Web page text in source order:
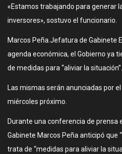
«Estamos trabajando para generar
inversores», sostuvo el funcionario.
Marcos Peña.Jefatura de Gabinete
agenda económica, el Gobierno ya
de medidas para “aliviar la situación”.
Las mismas serán anunciadas por
miércoles próximo.
Durante una conferencia de prensa
Gabinete Marcos Peña anticipó que
trata de “medidas para aliviar la